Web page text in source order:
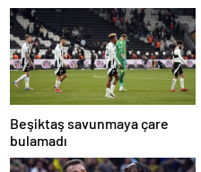
Beşiktaş savunmaya çare
bulamadı